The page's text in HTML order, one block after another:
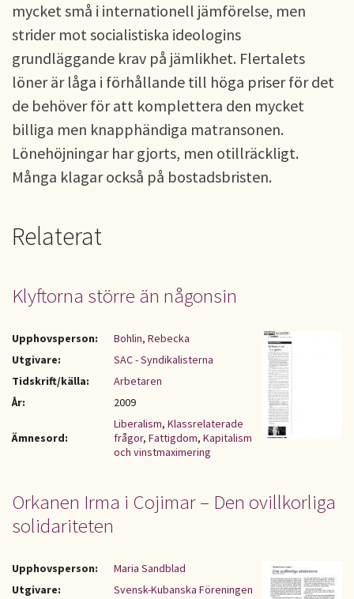
mycket små i internationell jämförelse, men
strider mot socialistiska ideologins
grundläggande krav på jämlikhet. Flertalets
löner är låga i förhållande till höga priser för det
de behöver för att komplettera den mycket
billiga men knapphändiga matransonen.
Lönehöjningar har gjorts, men otillräckligt.
Många klagar också på bostadsbristen.
Relaterat
Klyftorna större än någonsin
Upphovsperson:
Bohlin, Rebecka
Utgivare:
SAC - Syndikalisterna
Tidskrift/källa:
Arbetaren
År:
2009
Ämnesord:
Liberalism, Klassrelaterade
frågor, Fattigdom, Kapitalism
och vinstmaximering
Orkanen Irma i Cojimar – Den ovillkorliga
solidariteten
Upphovsperson:
Maria Sandblad
Utgivare:
Svensk-Kubanska Föreningen